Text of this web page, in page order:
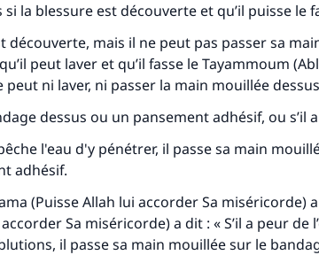
si la blessure est découverte et qu’il puisse le
découverte, mais il ne peut pas passer sa
peut laver et qu’il fasse leTayammoum
peut ni laver, ni passer la main mouillée
dessus ou un pansement adhésif, ou s’il
l'eau d'y pénétrer, il passe sa main
adhésif.
(Puisse Allah lui accorder Sa miséricorde)
accorder Sa miséricorde) a dit : « S’il a peur de
il passe sa main mouillée sur le